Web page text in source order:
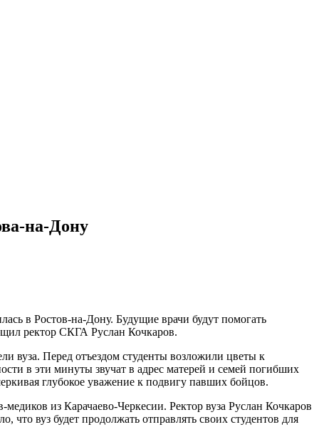
на-Дону
в Ростов-на-Дону. Будущие врачи будут помогать
ректор СКГА Руслан Кочкаров.
вуза. Перед отъездом студенты возложили цветы к
в эти минуты звучат в адрес матерей и семей погибших
глубокое уважение к подвигу павших бойцов.
из Карачаево-Черкесии. Ректор вуза Руслан Кочкаров
что вуз будет продолжать отправлять своих студентов для